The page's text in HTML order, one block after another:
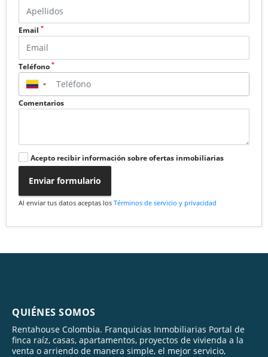
Email *
Teléfono *
▼
Comentarios
Acepto recibir información sobre ofertas inmobiliarias
Enviar formulario
Al enviar tus datos aceptas los Términos de servicio y privacidad
QUIÉNES SOMOS
Rentahouse Colombia. Franquicias Inmobiliarias Portal de
finca raíz, casas, apartamentos, proyectos de vivienda a la
venta o arriendo de manera simple, el mejor servicio,